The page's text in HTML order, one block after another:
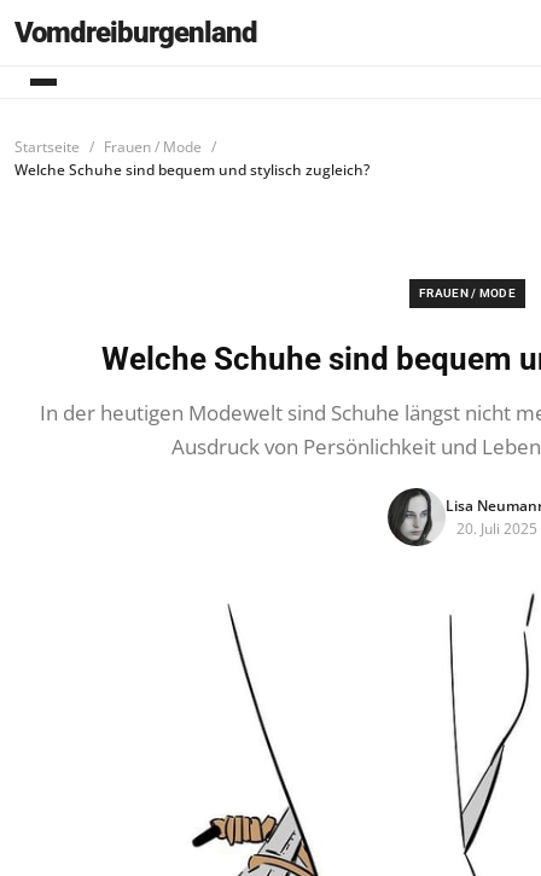
Vomdreiburgenland
Startseite
Frauen / Mode
Welche Schuhe sind bequem und stylisch zugleich?
FRAUEN / MODE
Welche Schuhe sind bequem
In der heutigen Modewelt sind Schuhe längst nicht
Ausdruck von Persönlichkeit und
Lisa
20. Juli 2025